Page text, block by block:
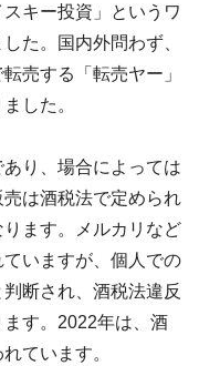
キー投資」というワ
た。国内外問わず、
売する「転売ヤー」
した。
り、場合によっては
は酒税法で定められ
ます。メルカリなど
いますが、個人での
断され、酒税法違反
す。2022年は、酒
ています。